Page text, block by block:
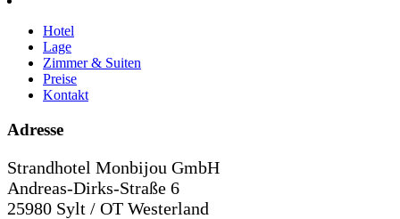
Hotel
Lage
Zimmer & Suiten
Preise
Kontakt
Adresse
Strandhotel Monbijou GmbH
Andreas-Dirks-Straße 6
25980 Sylt / OT Westerland